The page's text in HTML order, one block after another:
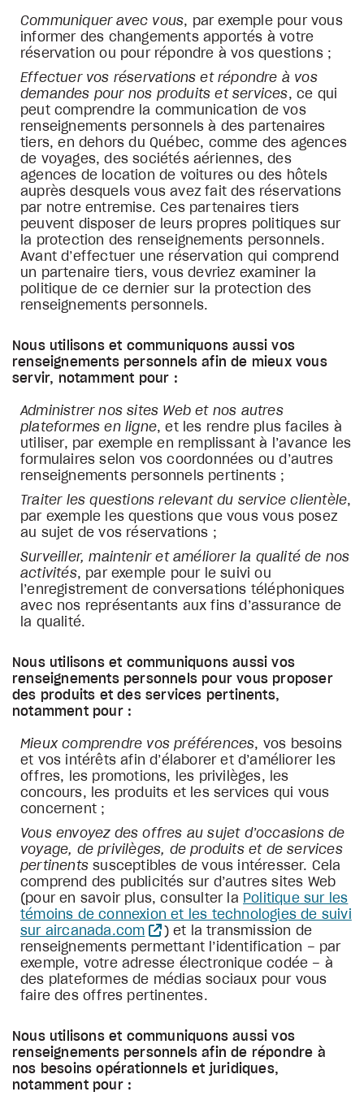
Communiquer avec vous, par exemple pour vous
informer des changements apportés à votre
réservation ou pour répondre à vos questions ;
Effectuer vos réservations et répondre à vos
demandes pour nos produits et services, ce qui
peut comprendre la communication de vos
renseignements personnels à des partenaires
tiers, en dehors du Québec, comme des agences
de voyages, des sociétés aériennes, des
agences de location de voitures ou des hôtels
auprès desquels vous avez fait des réservations
par notre entremise. Ces partenaires tiers
peuvent disposer de leurs propres politiques sur
la protection des renseignements personnels.
Avant d’effectuer une réservation qui comprend
un partenaire tiers, vous devriez examiner la
politique de ce dernier sur la protection des
renseignements personnels.
Nous utilisons et communiquons aussi vos
renseignements personnels afin de mieux vous
servir, notamment pour :
Administrer nos sites Web et nos autres
plateformes en ligne, et les rendre plus faciles à
utiliser, par exemple en remplissant à l’avance les
formulaires selon vos coordonnées ou d’autres
renseignements personnels pertinents ;
Traiter les questions relevant du service clientèle,
par exemple les questions que vous vous posez
au sujet de vos réservations ;
Surveiller, maintenir et améliorer la qualité de nos
activités, par exemple pour le suivi ou
l’enregistrement de conversations téléphoniques
avec nos représentants aux fins d’assurance de
la qualité.
Nous utilisons et communiquons aussi vos
renseignements personnels pour vous proposer
des produits et des services pertinents,
notamment pour :
Mieux comprendre vos préférences, vos besoins
et vos intérêts afin d’élaborer et d’améliorer les
offres, les promotions, les privilèges, les
concours, les produits et les services qui vous
concernent ;
Vous envoyez des offres au sujet d’occasions de
voyage, de privilèges, de produits et de services
pertinents susceptibles de vous intéresser. Cela
comprend des publicités sur d’autres sites Web
(pour en savoir plus, consulter la Politique sur les
témoins de connexion et les technologies de suivi
sur aircanada.com
) et la transmission de
renseignements permettant l’identification – par
exemple, votre adresse électronique codée – à
des plateformes de médias sociaux pour vous
faire des offres pertinentes.
Nous utilisons et communiquons aussi vos
renseignements personnels afin de répondre à
nos besoins opérationnels et juridiques,
notamment pour :